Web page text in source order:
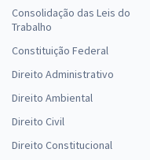
Consolidação das Leis do
Trabalho
Constituição Federal
Direito Administrativo
Direito Ambiental
Direito Civil
Direito Constitucional